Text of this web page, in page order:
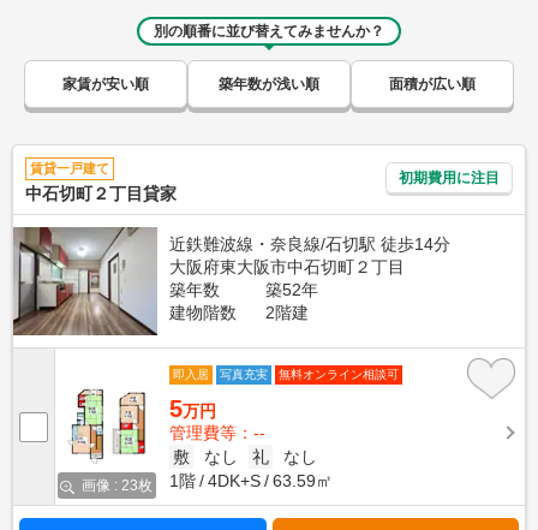
別の順番に並び替えてみませんか？
家賃が安い順 築年数が浅い順 面積が広い順
賃貸一戸建て
中石切町２丁目貸家
初期費用に注目
近鉄難波線・奈良線/石切駅 徒歩14分
大阪府東大阪市中石切町２丁目
築年数
築52年
建物階数
2階建
画像 : 23枚
即入居 写真充実 無料オンライン相談可
5万円
管理費等：--
敷
なし 礼
なし
1階
4DK+S 63.59㎡